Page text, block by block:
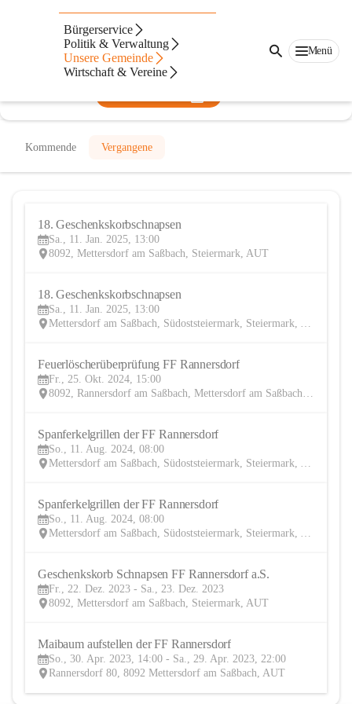
Bürgerservice
Politik & Verwaltung
Unsere Gemeinde
Wirtschaft & Vereine
Menü
FF Rannersdorf
@ff-rannersdorf
Feuerwehr
Kommende Vergangene
18. Geschenkskorbschnapsen
Sa., 11. Jan. 2025, 13:00
8092, Mettersdorf am Saßbach, Steiermark, AUT
18. Geschenkskorbschnapsen
Sa., 11. Jan. 2025, 13:00
Mettersdorf am Saßbach, Südoststeiermark, Steiermark, AUT
Feuerlöscherüberprüfung FF Rannersdorf
Fr., 25. Okt. 2024, 15:00
8092, Rannersdorf am Saßbach, Mettersdorf am Saßbach, Südoststeiermark, Steiermark, AUT
Spanferkelgrillen der FF Rannersdorf
So., 11. Aug. 2024, 08:00
Mettersdorf am Saßbach, Südoststeiermark, Steiermark, AUT
Spanferkelgrillen der FF Rannersdorf
So., 11. Aug. 2024, 08:00
Mettersdorf am Saßbach, Südoststeiermark, Steiermark, AUT
Geschenkskorb Schnapsen FF Rannersdorf a.S.
Fr., 22. Dez. 2023 - Sa., 23. Dez. 2023
8092, Mettersdorf am Saßbach, Steiermark, AUT
Maibaum aufstellen der FF Rannersdorf
So., 30. Apr. 2023, 14:00 - Sa., 29. Apr. 2023, 22:00
Rannersdorf 80, 8092 Mettersdorf am Saßbach, AUT